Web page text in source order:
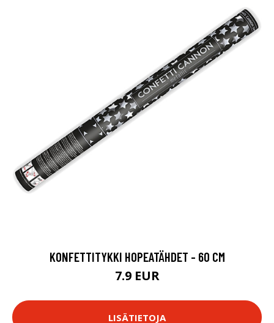
KONFETTITYKKI HOPEATÄHDET - 60 CM
7.9 EUR
LISÄTIETOJA